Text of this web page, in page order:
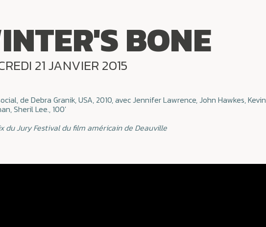
BONE
21 JANVIER 2015
de Debra Granik, USA, 2010, avec Jennifer Lawrence, John Hawkes, Kevin
Sheril Lee., 100'
du Jury Festival du film américain de Deauville